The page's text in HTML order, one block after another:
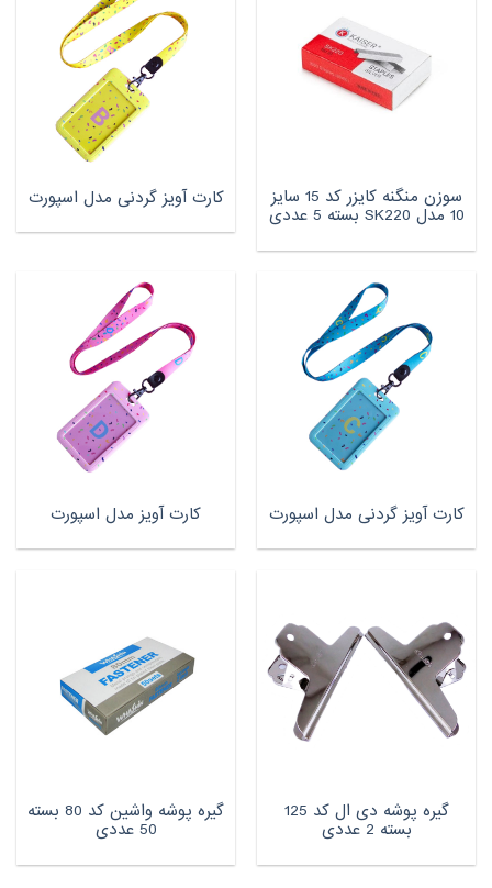
سوزن منگنه کایزر کد 15 سایز
10 مدل SK220 بسته 5 عددی
کارت آویز گردنی مدل اسپورت
کارت آویز گردنی مدل اسپورت کارت آویز مدل اسپورت
گیره پوشه دی ال کد 125
بسته 2 عددی
گیره پوشه واشین کد 80 بسته
50 عددی